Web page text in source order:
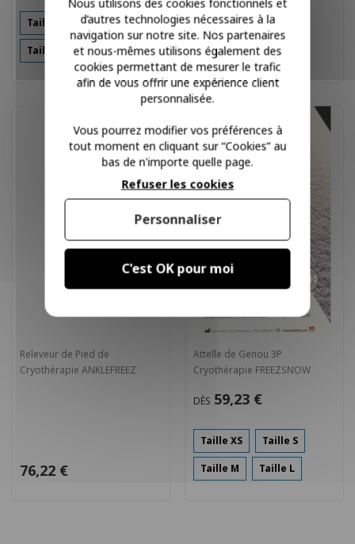
Taille 1 Taille 2
Taille Ajustable 43,24 €
Releveur de Pied de
Cryothérapie ANKLEFREEZ
76,22 €
Attelle de Genou 3P
Cryothérapie FREEZSNOW
DÈS 59,23 €
Taille XS Taille S
Taille M Taille L
Nous utilisons des cookies fonctionnels et
d’autres technologies nécessaires à la
navigation sur notre site. Nos partenaires
et nous-mêmes utilisons également des
cookies permettant de mesurer le trafic
afin de vous offrir une expérience client
personnalisée.
Vous pourrez modifier vos préférences à
tout moment en cliquant sur “Cookies” au
bas de n'importe quelle page.
C'est OK pour moi
Refuser les cookies
Personnaliser